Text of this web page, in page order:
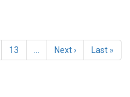
Page
13 …
Pagina
successiva
Next ›
Last
page
Last »